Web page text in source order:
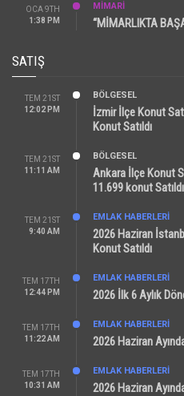
OCA 9TH
1:38 PM
MİMARİ
“MİMARLIKTA
SATIŞ
TEM 21ST
12:02 PM
BÖLGESEL
İzmir İlçe Konut
Konut Satıldı
TEM 21ST
11:11 AM
BÖLGESEL
Ankara İlçe Konut
11.699 konut Satıldı
TEM 21ST
9:40 AM
EMLAK HABERLERI
2026 Haziran
Konut Satıldı
TEM 17TH
12:44 PM
EMLAK HABERLERI
2026 İlk 6 Aylık
TEM 17TH
11:22 AM
EMLAK HABERLERI
2026 Haziran
TEM 17TH
10:31 AM
EMLAK HABERLERI
2026 Haziran